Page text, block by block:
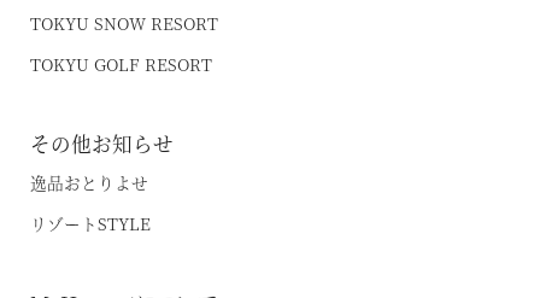
TOKYU SNOW RESORT
TOKYU GOLF RESORT
その他お知らせ
逸品おとりよせ
リゾートSTYLE